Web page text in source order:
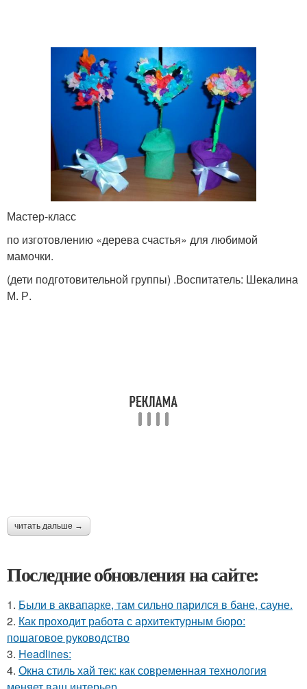
Мастер-класс
по изготовлению «дерева счастья» для любимой
мамочки.
(дети подготовительной группы) .Воспитатель: Шекалина
М. Р.
читать дальше →
Последние обновления на сайте:
1. Были в аквапарке, там сильно парился в бане, сауне.
2. Как проходит работа с архитектурным бюро:
пошаговое руководство
3. Headlines:
4. Окна стиль хай тек: как современная технология